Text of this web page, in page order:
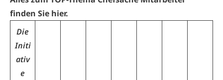
finden Sie hier.
Die
Initi
ativ
e